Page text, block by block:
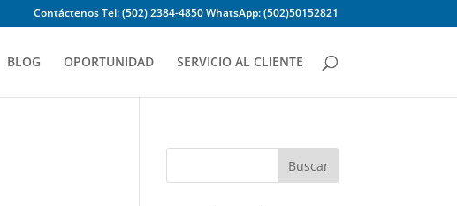
Contáctenos Tel: (502) 2384-4850 WhatsApp: (502)50152821
BLOG OPORTUNIDAD SERVICIO AL CLIENTE